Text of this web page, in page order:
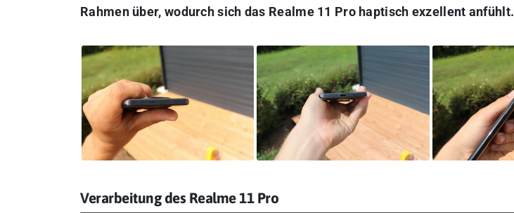
Rahmen über, wodurch sich das Realme 11 Pro haptisch exzellent anfühlt.
Verarbeitung des Realme 11 Pro